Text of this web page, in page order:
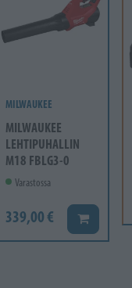
MILWAUKEE
MILWAUKEE
LEHTIPUHALLIN
M18 FBLG3-0
Varastossa
339,00 € Lisää koriin